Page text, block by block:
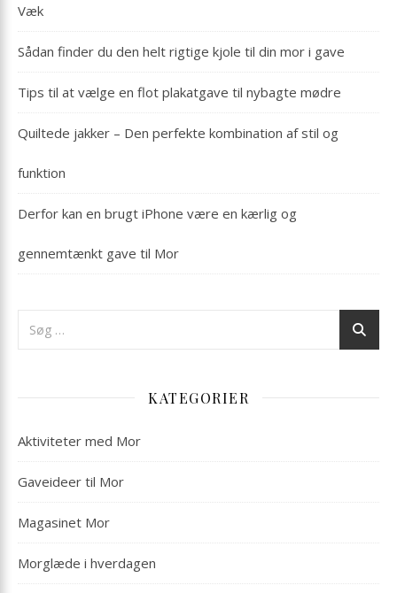
Væk
Sådan finder du den helt rigtige kjole til din mor i gave
Tips til at vælge en flot plakatgave til nybagte mødre
Quiltede jakker – Den perfekte kombination af stil og
funktion
Derfor kan en brugt iPhone være en kærlig og
gennemtænkt gave til Mor
KATEGORIER
Aktiviteter med Mor
Gaveideer til Mor
Magasinet Mor
Morglæde i hverdagen